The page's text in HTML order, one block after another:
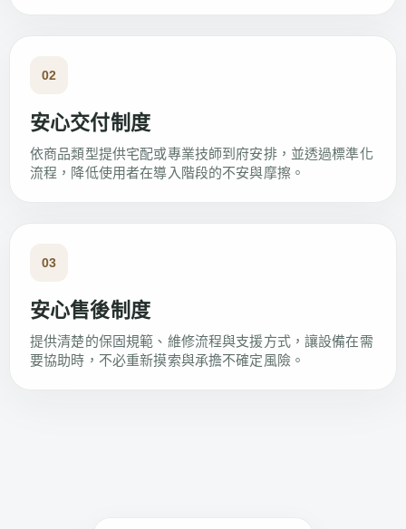
02
安心交付制度
依商品類型提供宅配或專業技師到府安排，並透過標準化
流程，降低使用者在導入階段的不安與摩擦。
03
安心售後制度
提供清楚的保固規範、維修流程與支援方式，讓設備在需
要協助時，不必重新摸索與承擔不確定風險。